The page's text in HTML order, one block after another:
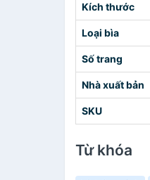
Kích thước
Loại bìa
Số trang
Nhà xuất bản
SKU
Từ khóa